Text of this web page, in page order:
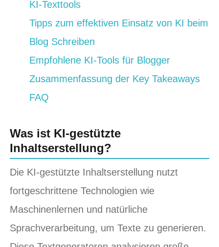
KI-Texttools
Tipps zum effektiven Einsatz von KI beim
Blog Schreiben
Empfohlene KI-Tools für Blogger
Zusammenfassung der Key Takeaways
FAQ
Was ist KI-gestützte
Inhaltserstellung?
Die KI-gestützte Inhaltserstellung nutzt
fortgeschrittene Technologien wie
Maschinenlernen und natürliche
Sprachverarbeitung, um Texte zu generieren.